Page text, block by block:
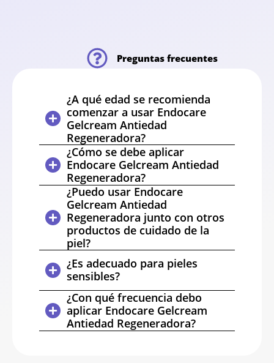
Preguntas frecuentes
¿A qué edad se recomienda
comenzar a usar Endocare
Gelcream Antiedad
Regeneradora?
¿Cómo se debe aplicar
Endocare Gelcream Antiedad
Regeneradora?
¿Puedo usar Endocare
Gelcream Antiedad
Regeneradora junto con otros
productos de cuidado de la
piel?
¿Es adecuado para pieles
sensibles?
¿Con qué frecuencia debo
aplicar Endocare Gelcream
Antiedad Regeneradora?